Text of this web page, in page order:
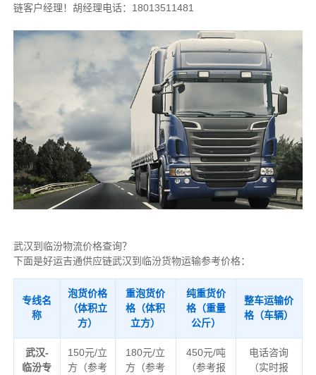
链客户经理！胡经理电话：18013511481
武汉到临汾物流价格查询？
下面是好运吉通供应链武汉到临汾货物运输参考价格：
专线名
称
泡货价格
（体积立
方）
重泡货价
格（体积
立方）
纯重货价
格（重量
公斤）
整车运输价
格（车辆）
武汉-
临汾专
150元/立
方（参考
180元/立
方（参考
450元/吨
（参考报
电话咨询
（实时报